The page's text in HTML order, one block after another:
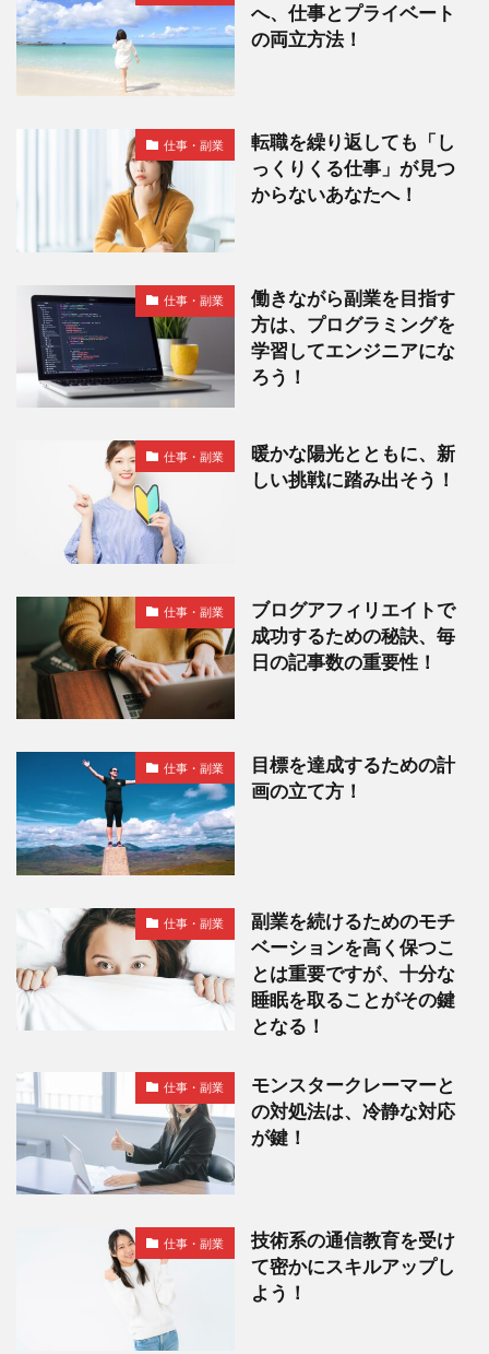
へ、仕事とプライベート
の両立方法！
仕事・副業
転職を繰り返しても「し
っくりくる仕事」が見つ
からないあなたへ！
仕事・副業
働きながら副業を目指す
方は、プログラミングを
学習してエンジニアにな
ろう！
仕事・副業
暖かな陽光とともに、新
しい挑戦に踏み出そう！
仕事・副業
ブログアフィリエイトで
成功するための秘訣、毎
日の記事数の重要性！
仕事・副業
目標を達成するための計
画の立て方！
仕事・副業
副業を続けるためのモチ
ベーションを高く保つこ
とは重要ですが、十分な
睡眠を取ることがその鍵
となる！
仕事・副業
モンスタークレーマーと
の対処法は、冷静な対応
が鍵！
仕事・副業
技術系の通信教育を受け
て密かにスキルアップし
よう！